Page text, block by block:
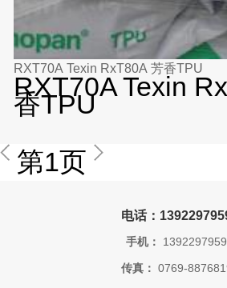
RXT70A Texin RxT80A 芳香TPU
RXT70A Texin
香TPU
第1页
电话：
手机：
传真： 0769-